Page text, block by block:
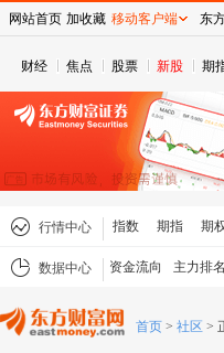
财经 焦点 股票 新股 期
行情中心 指数 期指 期
数据中心 资金流向 主力排名
首页 > 社区 >
网站首页 加收藏 移动客户端 东